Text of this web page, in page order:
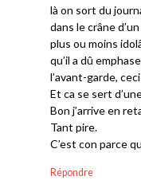
là on sort du
dans le crâne
plus ou moins
qu’il a dû
l’avant-garde,
Et ca se sert
Bon j’arrive en
Tant pire.
C’est con parce
Répondre